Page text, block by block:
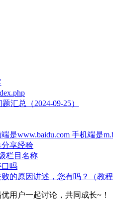
汇总（2024-09-25）
是www.baidu.com 手机端是
享经验
栏目名称
吗
的原因讲述，您有吗？（教程
用户一起讨论，共同成长~！